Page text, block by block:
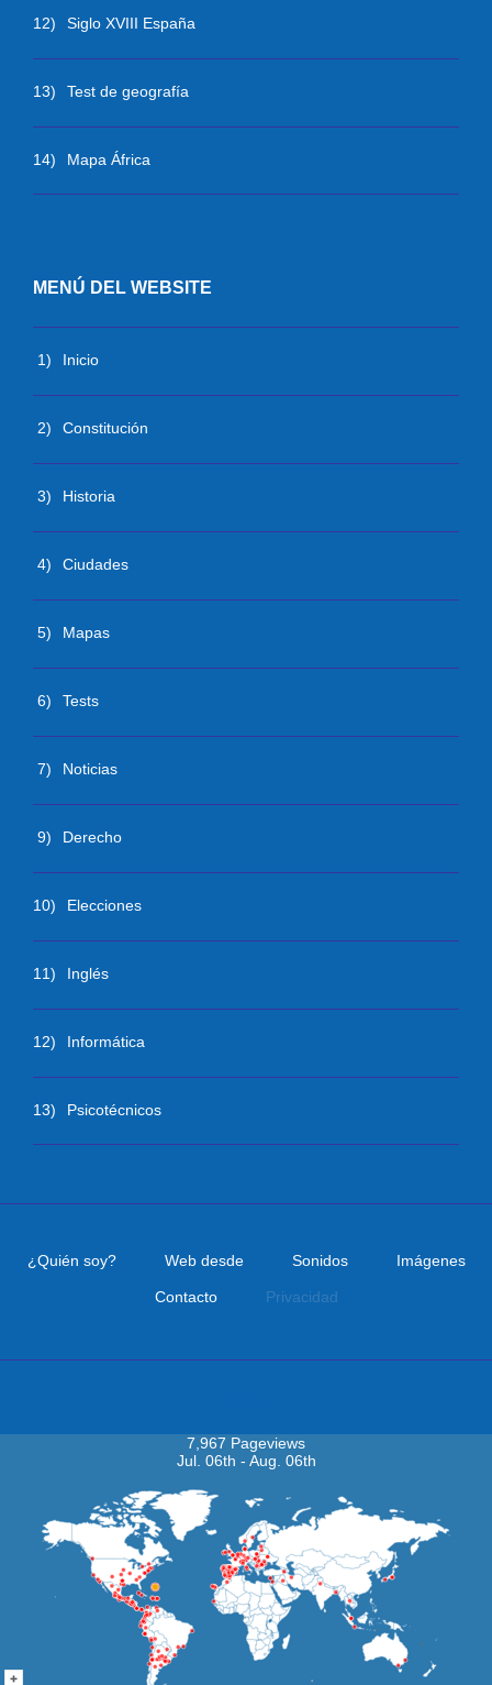
12) Siglo XVIII España
13) Test de geografía
14) Mapa África
MENÚ DEL WEBSITE
1) Inicio
2) Constitución
3) Historia
4) Ciudades
5) Mapas
6) Tests
7) Noticias
9) Derecho
10) Elecciones
11) Inglés
12) Informática
13) Psicotécnicos
¿Quién soy? Web desde Sonidos Imágenes
Contacto Privacidad
7,967 Pageviews
Jul. 06th - Aug. 06th